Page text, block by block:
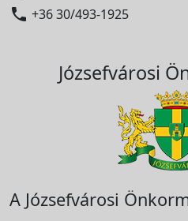
 +36 30/493-1925
Józsefvárosi
A Józsefvárosi